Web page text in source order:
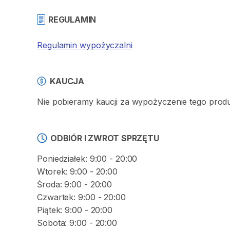
REGULAMIN
Regulamin wypożyczalni
KAUCJA
Nie pobieramy kaucji za wypożyczenie tego
ODBIÓR I ZWROT SPRZĘTU
Poniedziałek: 9:00 - 20:00
Wtorek: 9:00 - 20:00
Środa: 9:00 - 20:00
Czwartek: 9:00 - 20:00
Piątek: 9:00 - 20:00
Sobota: 9:00 - 20:00